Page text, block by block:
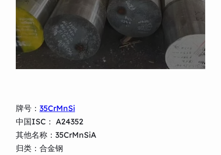
牌号： 35CrMnSi
中国ISC： A24352
其他名称：35CrMnSiA
归类：合金钢